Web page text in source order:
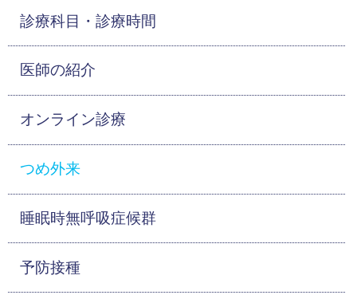
診療科目・診療時間
医師の紹介
オンライン診療
つめ外来
睡眠時無呼吸症候群
予防接種